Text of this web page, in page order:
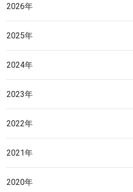
2026年
2025年
2024年
2023年
2022年
2021年
2020年